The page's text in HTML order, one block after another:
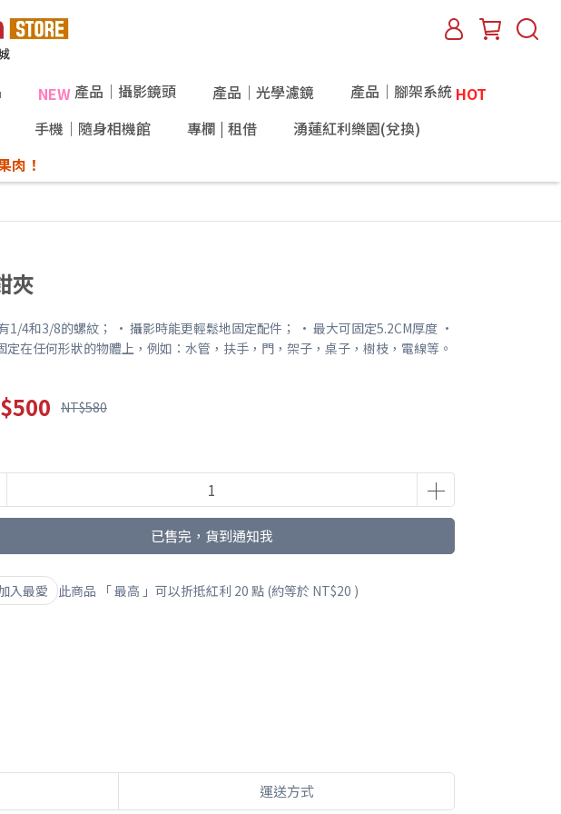
NEW產品｜攝影鏡頭 產品｜光學濾鏡 產品｜腳架系統HOT
手機｜隨身相機館 專欄 | 租借
湧蓮紅利樂園(兌換)
夾
1/4和3/8的螺紋； • 攝影時能更輕鬆地固定配件； • 最大可固定5.2CM厚度 •
定在任何形狀的物體上，例如：水管，扶手，門，架子，桌子，樹枝，電線等。
NT$580
已售完，貨到通知我
入最愛 此商品 「 最高 」可以折抵紅利 20 點 (約等於 NT$20 )
運送方式